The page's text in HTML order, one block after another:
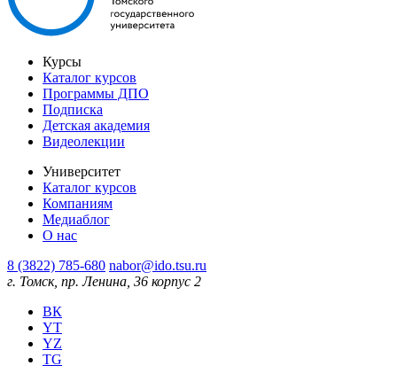
Курсы
Каталог курсов
Программы ДПО
Подписка
Детская академия
Видеолекции
Университет
Каталог курсов
Компаниям
Медиаблог
О нас
8 (3822) 785-680 nabor@ido.tsu.ru
г. Томск, пр. Ленина, 36 корпус 2
ВК
YT
YZ
TG